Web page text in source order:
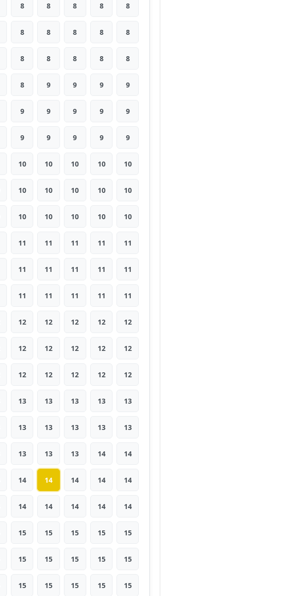
8 8 8 8 8
8 8 8 8 8
8 8 8 8 8
8 9 9 9 9
9 9 9 9 9
9 9 9 9 9
10 10 10 10 10
10 10 10 10 10
10 10 10 10 10
11 11 11 11 11
11 11 11 11 11
11 11 11 11 11
12 12 12 12 12
12 12 12 12 12
12 12 12 12 12
13 13 13 13 13
13 13 13 13 13
13 13 13 14 14
14 14 14 14 14
14 14 14 14 14
15 15 15 15 15
15 15 15 15 15
15 15 15 15 15